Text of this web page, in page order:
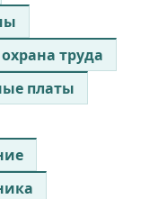
охрана труда
платы